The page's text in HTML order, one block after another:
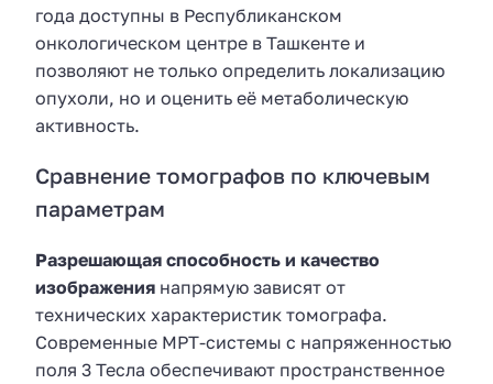
года доступны в Республиканском
онкологическом центре в Ташкенте и
позволяют не только определить локализацию
опухоли, но и оценить её метаболическую
активность.
Сравнение томографов по ключевым
параметрам
Разрешающая способность и качество
изображения напрямую зависят от
технических характеристик томографа.
Современные МРТ-системы с напряженностью
поля 3 Тесла обеспечивают пространственное